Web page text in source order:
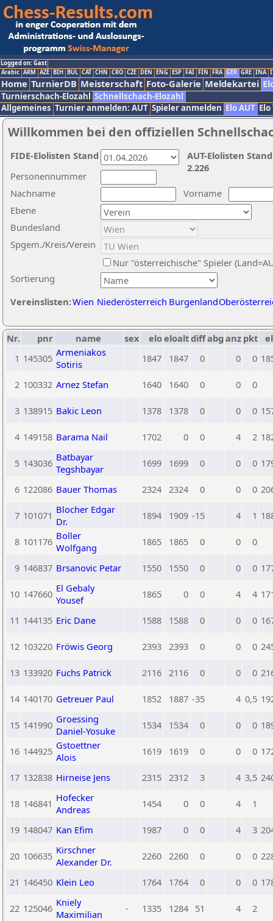
Logged on: Gast
Arabic ARM AZE BIH BUL CAT CHN CRO CZE DEN ENG ESP FAI FIN FRA GER GRE INA
Home TurnierDB Meisterschaft Foto-Galerie Meldekartei
Turnierschach-Elozahl Schnellschach-Elozahl
Allgemeines Turnier anmelden: AUT Spieler anmelden Elo AUT
Willkommen bei den offiziellen
Nachname
Vorname
Ebene
Sortierung
Personennummer
Bundesland
Spgem./Kreis/Verein
Nur "österreichische" Spieler
Vereinslisten:Wien Niederösterreich Burgenland
AUT-Elolisten
2.226
FIDE-Elolisten Stand
Nr. pnr name sex eloeloaltdiffabg anz pkt
1 145305 Armeniakos
Sotiris
1847 1847 0 0 0
2 100332 Arnez Stefan 1640 1640 0 0 0
3 138915 Bakic Leon 1378 1378 0 0 0
4 149158 Barama Nail 1702 0 0 4 2
5 143036 Batbayar
Tegshbayar
1699 1699 0 0 0
6 122086 Bauer Thomas 2324 2324 0 0 0
7 101071 Blocher Edgar
Dr.
1894 1909 -15 4 1
8 101176 Boller
Wolfgang
1865 1865 0 0 0
9 146837 Brsanovic Petar 1550 1550 0 0 0
10 147660 El Gebaly
Yousef
1865 0 0 4 4
11 144135 Eric Dane 1588 1588 0 0 0
12 103220 Fröwis Georg 2393 2393 0 0 0
13 133920 Fuchs Patrick 2116 2116 0 0 0
14 140170 Getreuer Paul 1852 1887 -35 4 0,5
15 141990 Groessing
Daniel-Yosuke
1534 1534 0 0 0
16 144925 Gstoettner
Alois
1619 1619 0 0 0
17 132838 Hirneise Jens 2315 2312 3 4 3,5
18 146841 Hofecker
Andreas
1454 0 0 4 1
19 148047 Kan Efim 1987 0 0 4 3
20 106635 Kirschner
Alexander Dr.
2260 2260 0 0 0
21 146450 Klein Leo 1764 1764 0 0 0
22 125046 Kniely
Maximilian
- 1335 1284 51 4 2